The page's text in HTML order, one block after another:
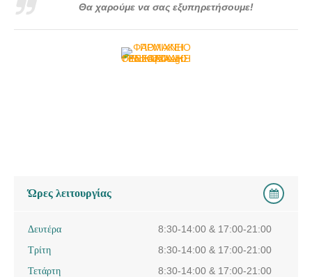
Θα χαρούμε να σας εξυπηρετήσουμε!
Ώρες λειτουργίας
Δευτέρα
8:30-14:00 & 17:00-21:00
Τρίτη
8:30-14:00 & 17:00-21:00
Τετάρτη
8:30-14:00 & 17:00-21:00